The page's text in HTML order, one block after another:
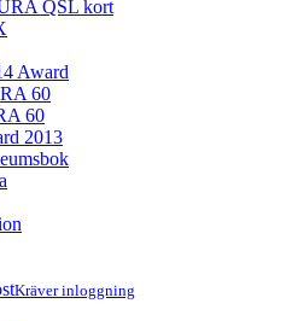
QSL kort
Award
60
60
2013
Kräver inloggning